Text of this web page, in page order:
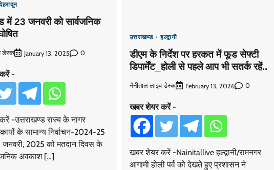
में 23 जनवरी को सार्वजनिक
डेस्क January 13, 2025 0
-
-उत्तराखण्ड राज्य के नागर
के सामान्य निर्वाचन-2024-25
2025 को मतदान दिवस के
अवकाश […]
उत्तराखण्ड हल्द्वानी
डीएम के निर्देश पर हरकत में फूड सेफ्टी
डिपार्मेंट_होली से पहले आप भी सतर्क रहें..
नैनीताल लाइव डेस्क February 13, 2026 0
खबर शेयर करें -
खबर शेयर करें -Nainitallive हल्द्वानी/रामनगर
आगामी होली पर्व को देखते हुए प्रशासन ने